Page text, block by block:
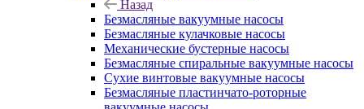
Назад
Безмасляные вакуумные насосы
Безмасляные кулачковые насосы
Механические бустерные насосы
Безмасляные спиральные вакуумные насосы
Сухие винтовые вакуумные насосы
Безмасляные пластинчато-роторные